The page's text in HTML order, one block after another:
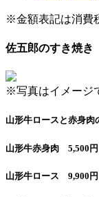
※金額表記は消費
佐五郎のすき焼き
※写真はイメージ
山形牛ロースと赤身
山形牛赤身肉 5,500円
山形牛ロース 9,900円